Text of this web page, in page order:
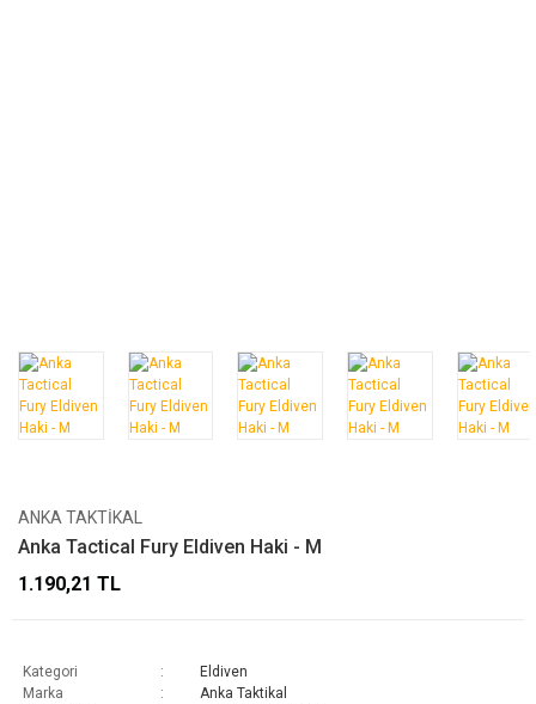
ANKA TAKTIKAL
Anka Tactical Fury Eldiven Haki - M
1.190,21 TL
Kategori
Eldiven
Marka
Anka Taktikal